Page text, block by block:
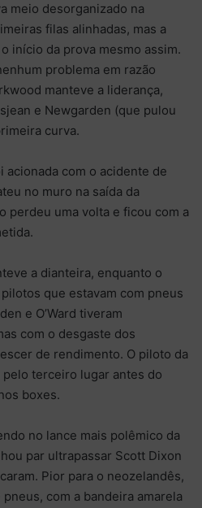
meio desorganizado na
filas alinhadas, mas a
início da prova mesmo assim.
problema em razão
manteve a liderança,
e Newgarden (que pulou
curva.
acionada com o acidente de
no muro na saída da
perdeu uma volta e ficou com a
a dianteira, enquanto o
que estavam com pneus
e O’Ward tiveram
com o desgaste dos
de rendimento. O piloto da
terceiro lugar antes do
boxes.
no lance mais polêmico da
par ultrapassar Scott Dixon
Pior para o neozelandês,
com a bandeira amarela